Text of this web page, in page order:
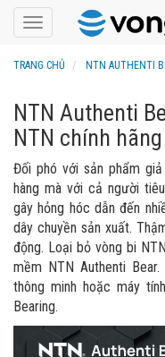
Toggle
navigation
TRANG CHỦ NTN AUTHENTI
NTN Authenti
NTN chính hãng
Đối phó với sản phẩm
hàng mà với cả người
gây hỏng hóc dẫn đến
dây chuyền sản xuất.
động. Loại bỏ vòng bi
mềm NTN Authenti
thông minh hoặc máy
Bearing.